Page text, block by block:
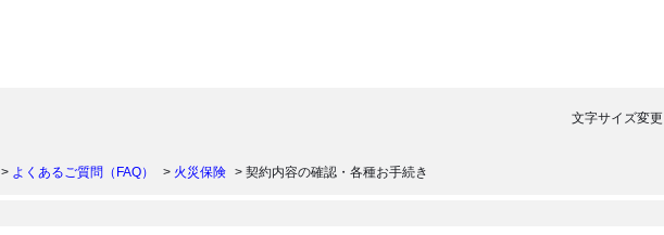
文字サイズ変更
> よくあるご質問（FAQ） > 火災保険 > 契約内容の確認・各種お手続き